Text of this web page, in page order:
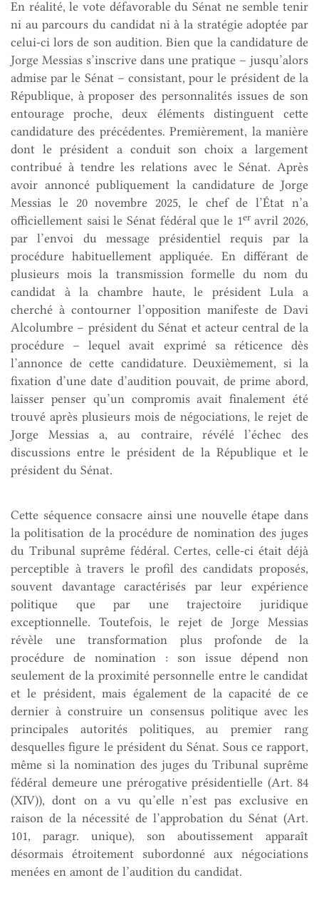
En réalité, le vote défavorable du Sénat ne semble tenir
ni au parcours du candidat ni à la stratégie adoptée par
celui-ci lors de son audition. Bien que la candidature de
Jorge Messias s’inscrive dans une pratique – jusqu’alors
admise par le Sénat – consistant, pour le président de la
République, à proposer des personnalités issues de son
entourage proche, deux éléments distinguent cette
candidature des précédentes. Premièrement, la manière
dont le président a conduit son choix a largement
contribué à tendre les relations avec le Sénat. Après
avoir annoncé publiquement la candidature de Jorge
Messias le 20 novembre 2025, le chef de l’État n’a
officiellement saisi le Sénat fédéral que le 1eravril 2026,
par l’envoi du message présidentiel requis par la
procédure habituellement appliquée. En différant de
plusieurs mois la transmission formelle du nom du
candidat à la chambre haute, le président Lula a
cherché à contourner l’opposition manifeste de Davi
Alcolumbre – président du Sénat et acteur central de la
procédure – lequel avait exprimé sa réticence dès
l’annonce de cette candidature. Deuxièmement, si la
fixation d’une date d’audition pouvait, de prime abord,
laisser penser qu’un compromis avait finalement été
trouvé après plusieurs mois de négociations, le rejet de
Jorge Messias a, au contraire, révélé l’échec des
discussions entre le président de la République et le
président du Sénat.
Cette séquence consacre ainsi une nouvelle étape dans
la politisation de la procédure de nomination des juges
du Tribunal suprême fédéral. Certes, celle-ci était déjà
perceptible à travers le profil des candidats proposés,
souvent davantage caractérisés par leur expérience
politique que par une trajectoire juridique
exceptionnelle. Toutefois, le rejet de Jorge Messias
révèle une transformation plus profonde de la
procédure de nomination : son issue dépend non
seulement de la proximité personnelle entre le candidat
et le président, mais également de la capacité de ce
dernier à construire un consensus politique avec les
principales autorités politiques, au premier rang
desquelles figure le président du Sénat. Sous ce rapport,
même si la nomination des juges du Tribunal suprême
fédéral demeure une prérogative présidentielle (Art. 84
(XIV)), dont on a vu qu’elle n’est pas exclusive en
raison de la nécessité de l’approbation du Sénat (Art.
101, paragr. unique), son aboutissement apparaît
désormais étroitement subordonné aux négociations
menées en amont de l’audition du candidat.